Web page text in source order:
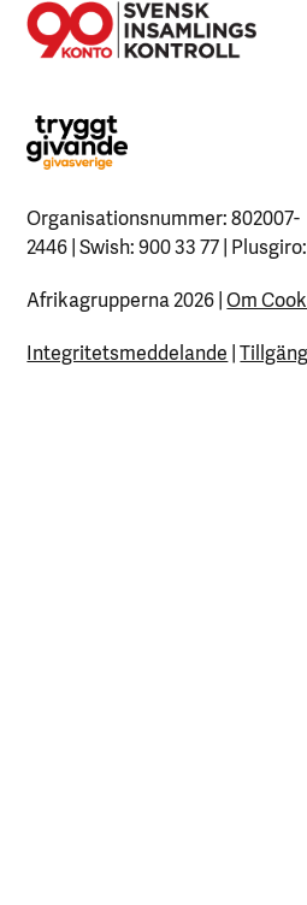
Organisationsnummer: 802007-
2446 | Swish: 900 33 77 |
Afrikagrupperna 2026 |Om
Integritetsmeddelande |